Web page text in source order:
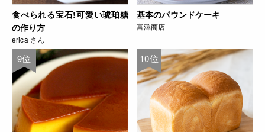
食べられる宝石!可愛い琥珀糖
の作り方
erica さん
基本のパウンドケーキ
富澤商店
9位 10位